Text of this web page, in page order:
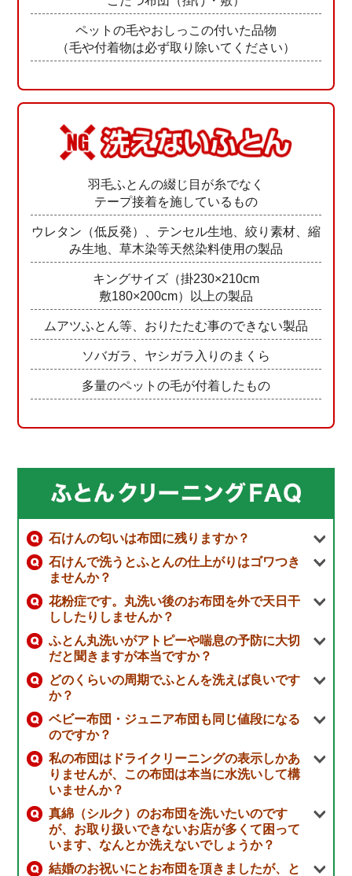
ペットの毛やおしっこの付いた品物
（毛や付着物は必ず取り除いてください）
羽毛ふとんの綴じ目が糸でなく
テープ接着を施しているもの
ウレタン（低反発）、テンセル生地、絞り素材、縮
み生地、草木染等天然染料使用の製品
キングサイズ（掛230×210cm
敷180×200cm）以上の製品
ムアツふとん等、おりたたむ事のできない製品
ソバガラ、ヤシガラ入りのまくら
多量のペットの毛が付着したもの
石けんの匂いは布団に残りますか？
石けんで洗うとふとんの仕上がりはゴワつき
ませんか？
花粉症です。丸洗い後のお布団を外で天日干
ししたりしませんか？
ふとん丸洗いがアトピーや喘息の予防に大切
だと聞きますが本当ですか？
どのくらいの周期でふとんを洗えば良いです
か？
ベビー布団・ジュニア布団も同じ値段になる
のですか？
私の布団はドライクリーニングの表示しかあ
りませんが、この布団は本当に水洗いして構
いませんか？
真綿（シルク）のお布団を洗いたいのです
が、お取り扱いできないお店が多くて困って
います、なんとか洗えないでしょうか？
結婚のお祝いにとお布団を頂きましたが、と